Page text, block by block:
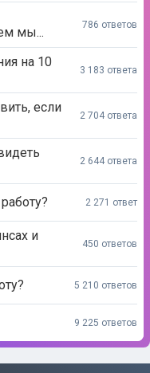
мы...
786 ответов
на 10
3 183 ответа
если
2 704 ответа
2 644 ответа
2 271 ответ
и
450 ответов
5 210 ответов
9 225 ответов